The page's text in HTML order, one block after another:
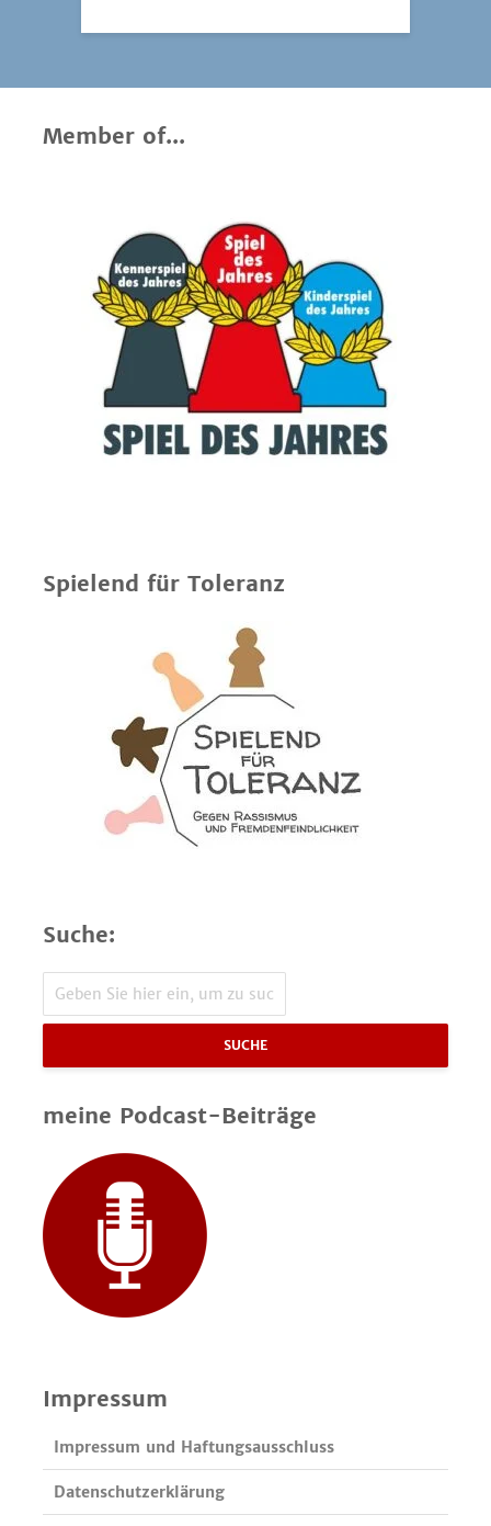
Member of...
Spielend für Toleranz
Suche:
SUCHE
meine Podcast-Beiträge
Impressum
Impressum und Haftungsausschluss
Datenschutzerklärung